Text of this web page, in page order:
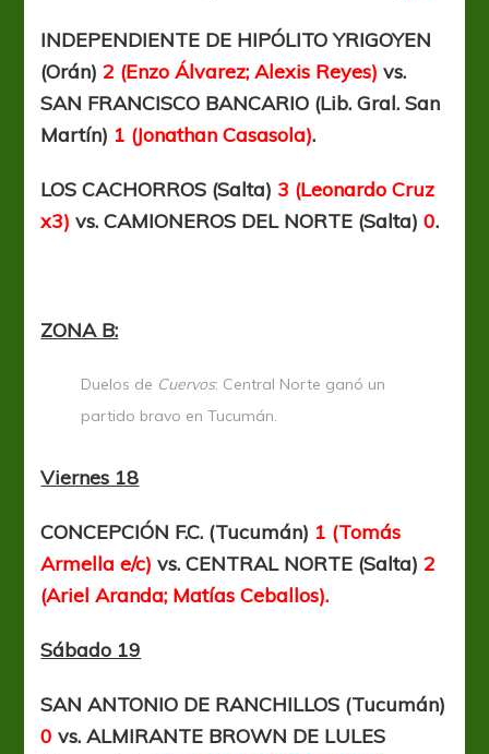
INDEPENDIENTE DE HIPÓLITO YRIGOYEN
(Orán) 2 (Enzo Álvarez; Alexis Reyes) vs.
SAN FRANCISCO BANCARIO (Lib. Gral. San
Martín) 1 (Jonathan Casasola).
LOS CACHORROS (Salta) 3 (Leonardo Cruz
x3) vs. CAMIONEROS DEL NORTE (Salta)0.
ZONA B:
Duelos de Cuervos: Central Norte ganó un
partido bravo en Tucumán.
Viernes 18
CONCEPCIÓN F.C. (Tucumán) 1 (Tomás
Armella e/c) vs. CENTRAL NORTE (Salta) 2
(Ariel Aranda; Matías Ceballos).
Sábado 19
SAN ANTONIO DE RANCHILLOS (Tucumán)
0 vs. ALMIRANTE BROWN DE LULES